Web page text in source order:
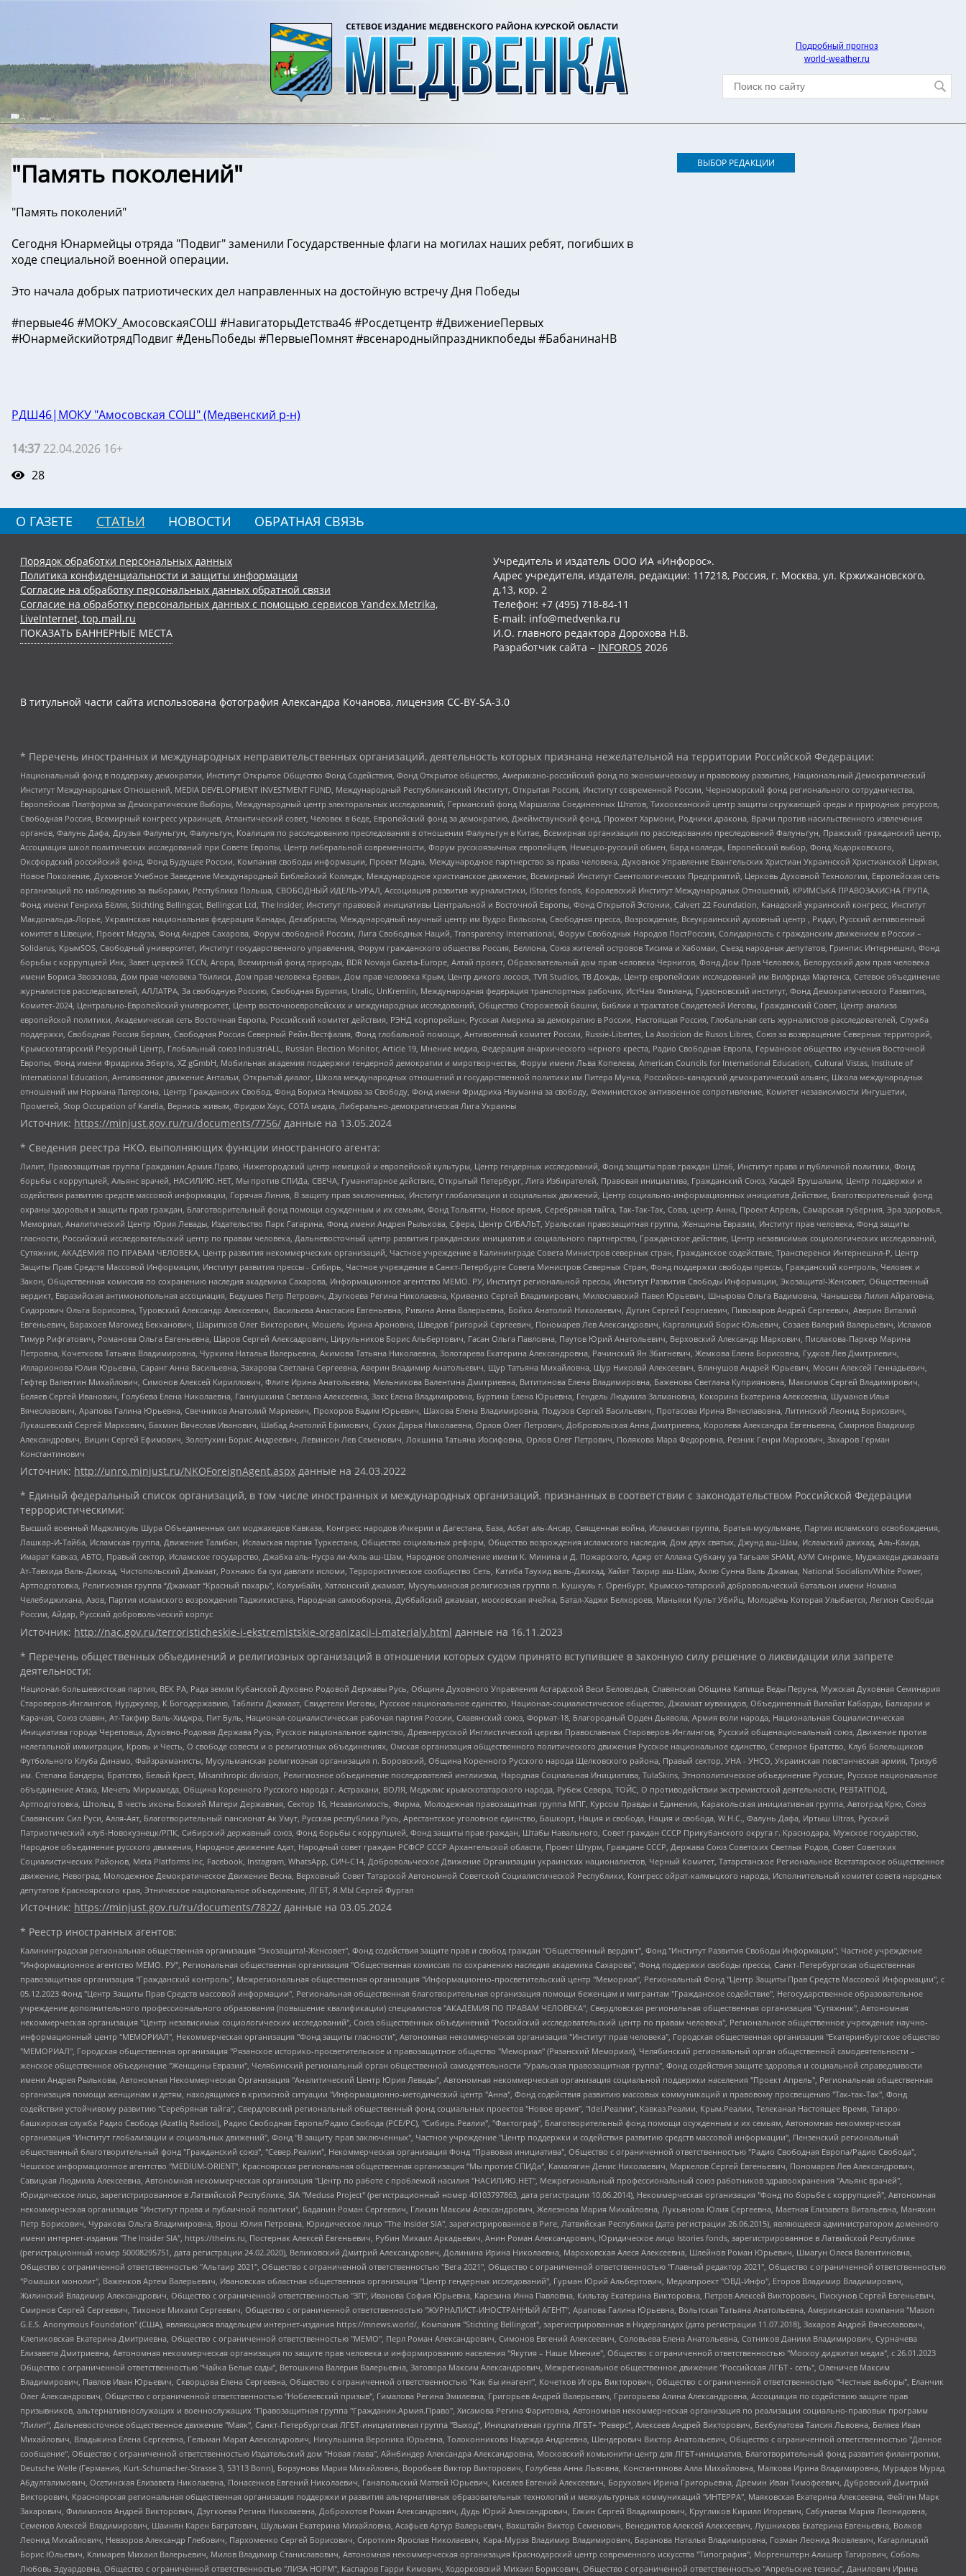
Подробный прогноз
world-weather.ru
"Память поколений"
"Память поколений"
Сегодня Юнармейцы отряда "Подвиг" заменили Государственные флаги на могилах наших ребят, погибших в
ходе специальной военной операции.
Это начала добрых патриотических дел направленных на достойную встречу Дня Победы
#первые46 #МОКУ_АмосовскаяСОШ #НавигаторыДетства46 #Росдетцентр #ДвижениеПервых
#ЮнармейскийотрядПодвиг #ДеньПобеды #ПервыеПомнят #всенародныйпраздникпобеды #БабанинаНВ
РДШ46|МОКУ "Амосовская СОШ" (Медвенский р-н)
14:37 22.04.2026 16+
28
ВЫБОР РЕДАКЦИИ
О ГАЗЕТЕ СТАТЬИ НОВОСТИ ОБРАТНАЯ СВЯЗЬ
Порядок обработки персональных данных
Политика конфиденциальности и защиты информации
Согласие на обработку персональных данных обратной связи
Согласие на обработку персональных данных с помощью сервисов Yandex.Metrika,
LiveInternet, top.mail.ru
ПОКАЗАТЬ БАННЕРНЫЕ МЕСТА
Учредитель и издатель ООО ИА «Инфорос».
Адрес учредителя, издателя, редакции: 117218, Россия, г. Москва, ул. Кржижановского,
д.13, кор. 2
Телефон: +7 (495) 718-84-11
E-mail: info@medvenka.ru
И.О. главного редактора Дорохова Н.В.
Разработчик сайта – INFOROS 2026
В титульной части сайта использована фотография Александра Кочанова, лицензия CC-BY-SA-3.0
* Перечень иностранных и международных неправительственных организаций, деятельность которых признана нежелательной на территории Российской Федерации:
Национальный фонд в поддержку демократии, Институт Открытое Общество Фонд Содействия, Фонд Открытое общество, Американо-российский фонд по экономическому и правовому развитию, Национальный Демократический
Институт Международных Отношений, MEDIA DEVELOPMENT INVESTMENT FUND, Международный Республиканский Институт, Открытая Россия, Институт современной России, Черноморский фонд регионального сотрудничества,
Европейская Платформа за Демократические Выборы, Международный центр электоральных исследований, Германский фонд Маршалла Соединенных Штатов, Тихоокеанский центр защиты окружающей среды и природных ресурсов,
Свободная Россия, Всемирный конгресс украинцев, Атлантический совет, Человек в беде, Европейский фонд за демократию, Джеймстаунский фонд, Прожект Хармони, Родники дракона, Врачи против насильственного извлечения
органов, Фалунь Дафа, Друзья Фалуньгун, Фалуньгун, Коалиция по расследованию преследования в отношении Фалуньгун в Китае, Всемирная организация по расследованию преследований Фалуньгун, Пражский гражданский центр,
Ассоциация школ политических исследований при Совете Европы, Центр либеральной современности, Форум русскоязычных европейцев, Немецко-русский обмен, Бард колледж, Европейский выбор, Фонд Ходорковского,
Оксфордский российский фонд, Фонд Будущее России, Компания свободы информации, Проект Медиа, Международное партнерство за права человека, Духовное Управление Евангельских Христиан Украинской Христианской Церкви,
Новое Поколение, Духовное Учебное Заведение Международный Библейский Колледж, Международное христианское движение, Всемирный Институт Саентологических Предприятий, Церковь Духовной Технологии, Европейская сеть
организаций по наблюдению за выборами, Республика Польша, СВОБОДНЫЙ ИДЕЛЬ-УРАЛ, Ассоциация развития журналистики, IStories fonds, Королевский Институт Международных Отношений, КРИМСЬКА ПРАВОЗАХИСНА ГРУПА,
Фонд имени Генриха Бёлля, Stichting Bellingcat, Bellingcat Ltd, The Insider, Институт правовой инициативы Центральной и Восточной Европы, Фонд Открытой Эстонии, Calvert 22 Foundation, Канадский украинский конгресс, Институт
Макдональда-Лорье, Украинская национальная федерация Канады, Декабристы, Международный научный центр им Вудро Вильсона, Свободная пресса, Возрождение, Всеукраинский духовный центр , Риддл, Русский антивоенный
комитет в Швеции, Проект Медуза, Фонд Андрея Сахарова, Форум свободной России, Лига Свободных Наций, Transparеncy International, Форум Свободных Народов ПостРоссии, Солидарность с гражданским движением в России –
Solidarus, КрымSOS, Свободный университет, Институт государственного управления, Форум гражданского общества Россия, Беллона, Союз жителей островов Тисима и Хабомаи, Съезд народных депутатов, Гринпис Интернешнл, Фонд
борьбы с коррупцией Инк, Завет церквей TCCN, Агора, Всемирный фонд природы, BDR Novaja Gazeta-Europe, Алтай проект, Образовательный дом прав человека Чернигов, Фонд Дом Прав Человека, Белорусский дом прав человека
имени Бориса Звозскова, Дом прав человека Тбилиси, Дом прав человека Ереван, Дом прав человека Крым, Центр дикого лосося, TVR Studios, ТВ Дождь, Центр европейских исследований им Вилфрида Мартенса, Сетевое объединение
журналистов расследователей, АЛЛАТРА, За свободную Россию, Свободная Бурятия, Uralic, UnKremlin, Международная федерация транспортных рабочих, ИстЧам Финланд, Гудзоновский институт, Фонд Демократического Развития,
Комитет-2024, Центрально-Европейский университет, Центр восточноевропейских и международных исследований, Общество Сторожевой башни, Библии и трактатов Свидетелей Иеговы, Гражданский Совет, Центр анализа
европейской политики, Академическая сеть Восточная Европа, Российский комитет действия, РЭНД корпорейшн, Русская Америка за демократию в России, Настоящая Россия, Глобальная сеть журналистов-расследователей, Служба
поддержки, Свободная Россия Берлин, Свободная Россия Северный Рейн-Вестфалия, Фонд глобальной помощи, Антивоенный комитет России, Russie-Libertes, La Asocicion de Rusos Libres, Союз за возвращение Северных территорий,
Крымскотатарский Ресурсный Центр, Глобальный союз IndustriALL, Russian Election Monitor, Article 19, Мнение медиа, Федерация анархического черного креста, Радио Свободная Европа, Германское общество изучения Восточной
Европы, Фонд имени Фридриха Эберта, XZ gGmbH, Мобильная академия поддержки гендерной демократии и миротворчества, Форум имени Льва Копелева, American Councils for International Education, Cultural Vistas, Institute of
International Education, Антивоенное движение Антальи, Открытый диалог, Школа международных отношений и государственной политики им Питера Мунка, Российско-канадский демократический альянс, Школа международных
отношений им Нормана Патерсона, Центр Гражданских Свобод, Фонд Бориса Немцова за Свободу, Фонд имени Фридриха Науманна за свободу, Феминистское антивоенное сопротивление, Комитет независимости Ингушетии,
Прометей, Stop Occupation of Karelia, Вернись живым, Фридом Хаус, СОТА медиа, Либерально-демократическая Лига Украины
Источник: https://minjust.gov.ru/ru/documents/7756/ данные на 13.05.2024
* Сведения реестра НКО, выполняющих функции иностранного агента:
Лилит, Правозащитная группа Гражданин.Армия.Право, Нижегородский центр немецкой и европейской культуры, Центр гендерных исследований, Фонд защиты прав граждан Штаб, Институт права и публичной политики, Фонд
борьбы с коррупцией, Альянс врачей, НАСИЛИЮ.НЕТ, Мы против СПИДа, СВЕЧА, Гуманитарное действие, Открытый Петербург, Лига Избирателей, Правовая инициатива, Гражданский Союз, Хасдей Ерушалаим, Центр поддержки и
содействия развитию средств массовой информации, Горячая Линия, В защиту прав заключенных, Институт глобализации и социальных движений, Центр социально-информационных инициатив Действие, Благотворительный фонд
охраны здоровья и защиты прав граждан, Благотворительный фонд помощи осужденным и их семьям, Фонд Тольятти, Новое время, Серебряная тайга, Так-Так-Так, Сова, центр Анна, Проект Апрель, Самарская губерния, Эра здоровья,
Мемориал, Аналитический Центр Юрия Левады, Издательство Парк Гагарина, Фонд имени Андрея Рылькова, Сфера, Центр СИБАЛЬТ, Уральская правозащитная группа, Женщины Евразии, Институт прав человека, Фонд защиты
гласности, Российский исследовательский центр по правам человека, Дальневосточный центр развития гражданских инициатив и социального партнерства, Гражданское действие, Центр независимых социологических исследований,
Сутяжник, АКАДЕМИЯ ПО ПРАВАМ ЧЕЛОВЕКА, Центр развития некоммерческих организаций, Частное учреждение в Калининграде Совета Министров северных стран, Гражданское содействие, Трансперенси Интернешнл-Р, Центр
Защиты Прав Средств Массовой Информации, Институт развития прессы - Сибирь, Частное учреждение в Санкт-Петербурге Совета Министров Северных Стран, Фонд поддержки свободы прессы, Гражданский контроль, Человек и
Закон, Общественная комиссия по сохранению наследия академика Сахарова, Информационное агентство МЕМО. РУ, Институт региональной прессы, Институт Развития Свободы Информации, Экозащита!-Женсовет, Общественный
вердикт, Евразийская антимонопольная ассоциация, Бедушев Петр Петрович, Дзугкоева Регина Николаевна, Кривенко Сергей Владимирович, Милославский Павел Юрьевич, Шнырова Ольга Вадимовна, Чанышева Лилия Айратовна,
Сидорович Ольга Борисовна, Туровский Александр Алексеевич, Васильева Анастасия Евгеньевна, Ривина Анна Валерьевна, Бойко Анатолий Николаевич, Дугин Сергей Георгиевич, Пивоваров Андрей Сергеевич, Аверин Виталий
Евгеньевич, Барахоев Магомед Бекханович, Шарипков Олег Викторович, Мошель Ирина Ароновна, Шведов Григорий Сергеевич, Пономарев Лев Александрович, Каргалицкий Борис Юльевич, Созаев Валерий Валерьевич, Исламов
Тимур Рифгатович, Романова Ольга Евгеньевна, Щаров Сергей Алексадрович, Цирульников Борис Альбертович, Гасан Ольга Павловна, Паутов Юрий Анатольевич, Верховский Александр Маркович, Пислакова-Паркер Марина
Петровна, Кочеткова Татьяна Владимировна, Чуркина Наталья Валерьевна, Акимова Татьяна Николаевна, Золотарева Екатерина Александровна, Рачинский Ян Збигневич, Жемкова Елена Борисовна, Гудков Лев Дмитриевич,
Илларионова Юлия Юрьевна, Саранг Анна Васильевна, Захарова Светлана Сергеевна, Аверин Владимир Анатольевич, Щур Татьяна Михайловна, Щур Николай Алексеевич, Блинушов Андрей Юрьевич, Мосин Алексей Геннадьевич,
Гефтер Валентин Михайлович, Симонов Алексей Кириллович, Флиге Ирина Анатольевна, Мельникова Валентина Дмитриевна, Вититинова Елена Владимировна, Баженова Светлана Куприяновна, Максимов Сергей Владимирович,
Беляев Сергей Иванович, Голубева Елена Николаевна, Ганнушкина Светлана Алексеевна, Закс Елена Владимировна, Буртина Елена Юрьевна, Гендель Людмила Залмановна, Кокорина Екатерина Алексеевна, Шуманов Илья
Вячеславович, Арапова Галина Юрьевна, Свечников Анатолий Мариевич, Прохоров Вадим Юрьевич, Шахова Елена Владимировна, Подузов Сергей Васильевич, Протасова Ирина Вячеславовна, Литинский Леонид Борисович,
Лукашевский Сергей Маркович, Бахмин Вячеслав Иванович, Шабад Анатолий Ефимович, Сухих Дарья Николаевна, Орлов Олег Петрович, Добровольская Анна Дмитриевна, Королева Александра Евгеньевна, Смирнов Владимир
Александрович, Вицин Сергей Ефимович, Золотухин Борис Андреевич, Левинсон Лев Семенович, Локшина Татьяна Иосифовна, Орлов Олег Петрович, Полякова Мара Федоровна, Резник Генри Маркович, Захаров Герман
Константинович
Источник: http://unro.minjust.ru/NKOForeignAgent.aspx данные на 24.03.2022
* Единый федеральный список организаций, в том числе иностранных и международных организаций, признанных в соответствии с законодательством Российской Федерации
террористическими:
Высший военный Маджлисуль Шура Объединенных сил моджахедов Кавказа, Конгресс народов Ичкерии и Дагестана, База, Асбат аль-Ансар, Священная война, Исламская группа, Братья-мусульмане, Партия исламского освобождения,
Лашкар-И-Тайба, Исламская группа, Движение Талибан, Исламская партия Туркестана, Общество социальных реформ, Общество возрождения исламского наследия, Дом двух святых, Джунд аш-Шам, Исламский джихад, Аль-Каида,
Имарат Кавказ, АБТО, Правый сектор, Исламское государство, Джабха аль-Нусра ли-Ахль аш-Шам, Народное ополчение имени К. Минина и Д. Пожарского, Аджр от Аллаха Субхану уа Тагьаля SHAM, АУМ Синрике, Муджахеды джамаата
Ат-Тавхида Валь-Джихад, Чистопольский Джамаат, Рохнамо ба суи давлати исломи, Террористическое сообщество Сеть, Катиба Таухид валь-Джихад, Хайят Тахрир аш-Шам, Ахлю Сунна Валь Джамаа, National Socialism/White Power,
Артподготовка, Религиозная группа “Джамаат “Красный пахарь”, Колумбайн, Хатлонский джамаат, Мусульманская религиозная группа п. Кушкуль г. Оренбург, Крымско-татарский добровольческий батальон имени Номана
Челебиджихана, Азов, Партия исламского возрождения Таджикистана, Народная самооборона, Дуббайский джамаат, московская ячейка, Батал-Хаджи Белхороев, Маньяки Культ Убийц, Молодёжь Которая Улыбается, Легион Свобода
России, Айдар, Русский добровольческий корпус
Источник: http://nac.gov.ru/terroristicheskie-i-ekstremistskie-organizacii-i-materialy.html данные на 16.11.2023
* Перечень общественных объединений и религиозных организаций в отношении которых судом принято вступившее в законную силу решение о ликвидации или запрете
деятельности:
Национал-большевистская партия, ВЕК РА, Рада земли Кубанской Духовно Родовой Державы Русь, Община Духовного Управления Асгардской Веси Беловодья, Славянская Община Капища Веды Перуна, Мужская Духовная Семинария
Староверов-Инглингов, Нурджулар, К Богодержавию, Таблиги Джамаат, Свидетели Иеговы, Русское национальное единство, Национал-социалистическое общество, Джамаат мувахидов, Объединенный Вилайат Кабарды, Балкарии и
Карачая, Союз славян, Ат-Такфир Валь-Хиджра, Пит Буль, Национал-социалистическая рабочая партия России, Славянский союз, Формат-18, Благородный Орден Дьявола, Армия воли народа, Национальная Социалистическая
Инициатива города Череповца, Духовно-Родовая Держава Русь, Русское национальное единство, Древнерусской Инглистической церкви Православных Староверов-Инглингов, Русский общенациональный союз, Движение против
нелегальной иммиграции, Кровь и Честь, О свободе совести и о религиозных объединениях, Омская организация общественного политического движения Русское национальное единство, Северное Братство, Клуб Болельщиков
Футбольного Клуба Динамо, Файзрахманисты, Мусульманская религиозная организация п. Боровский, Община Коренного Русского народа Щелковского района, Правый сектор, УНА - УНСО, Украинская повстанческая армия, Тризуб
им. Степана Бандеры, Братство, Белый Крест, Misanthropic division, Религиозное объединение последователей инглиизма, Народная Социальная Инициатива, TulaSkins, Этнополитическое объединение Русские, Русское национальное
объединение Атака, Мечеть Мирмамеда, Община Коренного Русского народа г. Астрахани, ВОЛЯ, Меджлис крымскотатарского народа, Рубеж Севера, ТОЙС, О противодействии экстремистской деятельности, РЕВТАТПОД,
Артподготовка, Штольц, В честь иконы Божией Матери Державная, Сектор 16, Независимость, Фирма, Молодежная правозащитная группа МПГ, Курсом Правды и Единения, Каракольская инициативная группа, Автоград Крю, Союз
Славянских Сил Руси, Алля-Аят, Благотворительный пансионат Ак Умут, Русская республика Русь, Арестантское уголовное единство, Башкорт, Нация и свобода, Нация и свобода, W.H.С., Фалунь Дафа, Иртыш Ultras, Русский
Патриотический клуб-Новокузнецк/РПК, Сибирский державный союз, Фонд борьбы с коррупцией, Фонд защиты прав граждан, Штабы Навального, Совет граждан СССР Прикубанского округа г. Краснодара, Мужское государство,
Народное объединение русского движения, Народное движение Адат, Народный совет граждан РСФСР СССР Архангельской области, Проект Штурм, Граждане СССР, Держава Союз Советских Светлых Родов, Совет Советских
Социалистических Районов, Meta Platforms Inc, Facebook, Instagram, WhatsApp, СИЧ-С14, Добровольческое Движение Организации украинских националистов, Черный Комитет, Татарстанское Региональное Всетатарское общественное
движение, Невоград, Молодежное Демократическое Движение Весна, Верховный Совет Татарской Автономной Советской Социалистической Республики, Конгресс ойрат-калмыцкого народа, Исполнительный комитет совета народных
депутатов Красноярского края, Этническое национальное объединение, ЛГБТ, Я.МЫ Сергей Фургал
Источник: https://minjust.gov.ru/ru/documents/7822/ данные на 03.05.2024
* Реестр иностранных агентов:
Калининградская региональная общественная организация "Экозащита!-Женсовет", Фонд содействия защите прав и свобод граждан "Общественный вердикт", Фонд "Институт Развития Свободы Информации", Частное учреждение "Информационное агентство МЕМО. РУ", Региональная общественная организация "Общественная комиссия по сохранению наследия академика Сахарова", Фонд поддержки свободы прессы, Санкт-Петербургская общественная правозащитная организация "Гражданский контроль", Межрегиональная общественная организация "Информационно-просветительский центр "Мемориал", Региональный Фонд "Центр Защиты Прав Средств Массовой Информации", с 05.12.2023 Фонд "Центр Защиты Прав Средств массовой информации", Региональная общественная благотворительная организация помощи беженцам и мигрантам "Гражданское содействие", Негосударственное образовательное учреждение дополнительного профессионального образования (повышение квалификации) специалистов "АКАДЕМИЯ ПО ПРАВАМ ЧЕЛОВЕКА", Свердловская региональная общественная организация "Сутяжник", Автономная некоммерческая организация "Центр независимых социологических исследований", Союз общественных объединений "Российский исследовательский центр по правам человека", Региональное общественное учреждение научно-информационный центр "МЕМОРИАЛ", Некоммерческая организация "Фонд защиты гласности", Автономная некоммерческая организация "Институт прав человека", Городская общественная организация "Екатеринбургское общество "МЕМОРИАЛ", Городская общественная организация "Рязанское историко-просветительское и правозащитное общество "Мемориал" (Рязанский Мемориал), Челябинский региональный орган общественной самодеятельности – женское общественное объединение "Женщины Евразии", Челябинский региональный орган общественной самодеятельности "Уральская правозащитная группа", Фонд содействия защите здоровья и социальной справедливости имени Андрея Рылькова, Автономная Некоммерческая Организация "Аналитический Центр Юрия Левады", Автономная некоммерческая организация социальной поддержки населения "Проект Апрель", Региональная общественная организация помощи женщинам и детям, находящимся в кризисной ситуации "Информационно-методический центр "Анна", Фонд содействия развитию массовых коммуникаций и правовому просвещению "Так-так-Так", Фонд содействия устойчивому развитию "Серебряная тайга", Свердловский региональный общественный фонд социальных проектов "Новое время", "Idel.Реалии", Кавказ.Реалии, Крым.Реалии, Телеканал Настоящее Время, Татаро-башкирская служба Радио Свобода (Azatliq Radiosi), Радио Свободная Европа/Радио Свобода (PCE/PC), "Сибирь.Реалии", "Фактограф", Благотворительный фонд помощи осужденным и их семьям, Автономная некоммерческая организация "Институт глобализации и социальных движений", Фонд "В защиту прав заключенных", Частное учреждение "Центр поддержки и содействия развитию средств массовой информации", Пензенский региональный общественный благотворительный фонд "Гражданский союз", "Север.Реалии", Некоммерческая организация Фонд "Правовая инициатива", Общество с ограниченной ответственностью "Радио Свободная Европа/Радио Свобода", Чешское информационное агентство "MEDIUM-ORIENT", Красноярская региональная общественная организация "Мы против СПИДа", Камалягин Денис Николаевич, Маркелов Сергей Евгеньевич, Пономарев Лев Александрович, Савицкая Людмила Алексеевна, Автономная некоммерческая организация "Центр по работе с проблемой насилия "НАСИЛИЮ.НЕТ", Межрегиональный профессиональный союз работников здравоохранения "Альянс врачей", Юридическое лицо, зарегистрированное в Латвийской Республике, SIA "Medusa Project" (регистрационный номер 40103797863, дата регистрации 10.06.2014), Некоммерческая организация "Фонд по борьбе с коррупцией", Автономная некоммерческая организация "Институт права и публичной политики", Баданин Роман Сергеевич, Гликин Максим Александрович, Железнова Мария Михайловна, Лукьянова Юлия Сергеевна, Маетная Елизавета Витальевна, Маняхин Петр Борисович, Чуракова Ольга Владимировна, Ярош Юлия Петровна, Юридическое лицо "The Insider SIA", зарегистрированное в Риге, Латвийская Республика (дата регистрации 26.06.2015), являющееся администратором доменного имени интернет-издания "The Insider SIA", https://theins.ru, Постернак Алексей Евгеньевич, Рубин Михаил Аркадьевич, Анин Роман Александрович, Юридическое лицо Istories fonds, зарегистрированное в Латвийской Республике (регистрационный номер 50008295751, дата регистрации 24.02.2020), Великовский Дмитрий Александрович, Долинина Ирина Николаевна, Мароховская Алеся Алексеевна, Шлейнов Роман Юрьевич, Шмагун Олеся Валентиновна, Общество с ограниченной ответственностью "Альтаир 2021", Общество с ограниченной ответственностью "Вега 2021", Общество с ограниченной ответственностью "Главный редактор 2021", Общество с ограниченной ответственностью "Ромашки монолит", Важенков Артем Валерьевич, Ивановская областная общественная организация "Центр гендерных исследований", Гурман Юрий Альбертович, Медиапроект "ОВД-Инфо", Егоров Владимир Владимирович, Жилинский Владимир Александрович, Общество с ограниченной ответственностью "ЗП", Иванова София Юрьевна, Карезина Инна Павловна, Кильтау Екатерина Викторовна, Петров Алексей Викторович, Пискунов Сергей Евгеньевич, Смирнов Сергей Сергеевич, Тихонов Михаил Сергеевич, Общество с ограниченной ответственностью "ЖУРНАЛИСТ-ИНОСТРАННЫЙ АГЕНТ", Арапова Галина Юрьевна, Вольтская Татьяна Анатольевна, Американская компания "Mason G.E.S. Anonymous Foundation" (США), являющаяся владельцем интернет-издания https://mnews.world/, Компания "Stichting Bellingcat", зарегистрированная в Нидерландах (дата регистрации 11.07.2018), Захаров Андрей Вячеславович, Клепиковская Екатерина Дмитриевна, Общество с ограниченной ответственностью "МЕМО", Перл Роман Александрович, Симонов Евгений Алексеевич, Соловьева Елена Анатольевна, Сотников Даниил Владимирович, Сурначева Елизавета Дмитриевна, Автономная некоммерческая организация по защите прав человека и информированию населения "Якутия – Наше Мнение", Общество с ограниченной ответственностью "Москоу диджитал медиа", с 26.01.2023 Общество с ограниченной ответственностью "Чайка Белые сады", Ветошкина Валерия Валерьевна, Заговора Максим Александрович, Межрегиональное общественное движение "Российская ЛГБТ - сеть", Оленичев Максим Владимирович, Павлов Иван Юрьевич, Скворцова Елена Сергеевна, Общество с ограниченной ответственностью "Как бы инагент", Кочетков Игорь Викторович, Общество с ограниченной ответственностью "Честные выборы", Еланчик Олег Александрович, Общество с ограниченной ответственностью "Нобелевский призыв", Гималова Регина Эмилевна, Григорьев Андрей Валерьевич, Григорьева Алина Александровна, Ассоциация по содействию защите прав призывников, альтернативнослужащих и военнослужащих "Правозащитная группа "Гражданин.Армия.Право", Хисамова Регина Фаритовна, Автономная некоммерческая организация по реализации социально-правовых программ "Лилит", Дальневосточное общественное движение "Маяк", Санкт-Петербургская ЛГБТ-инициативная группа "Выход", Инициативная группа ЛГБТ+ "Реверс", Алексеев Андрей Викторович, Бекбулатова Таисия Львовна, Беляев Иван Михайлович, Владыкина Елена Сергеевна, Гельман Марат Александрович, Никульшина Вероника Юрьевна, Толоконникова Надежда Андреевна, Шендерович Виктор Анатольевич, Общество с ограниченной ответственностью "Данное сообщение", Общество с ограниченной ответственностью Издательский дом "Новая глава", Айнбиндер Александра Александровна, Московский комьюнити-центр для ЛГБТ+инициатив, Благотворительный фонд развития филантропии, Deutsche Welle (Германия, Kurt-Schumacher-Strasse 3, 53113 Bonn), Борзунова Мария Михайловна, Воробьев Виктор Викторович, Голубева Анна Львовна, Константинова Алла Михайловна, Малкова Ирина Владимировна, Мурадов Мурад Абдулгалимович, Осетинская Елизавета Николаевна, Понасенков Евгений Николаевич, Ганапольский Матвей Юрьевич, Киселев Евгений Алексеевич, Борухович Ирина Григорьевна, Дремин Иван Тимофеевич, Дубровский Дмитрий Викторович, Красноярская региональная общественная организация поддержки и развития альтернативных образовательных технологий и межкультурных коммуникаций "ИНТЕРРА", Маяковская Екатерина Алексеевна, Фейгин Марк Захарович, Филимонов Андрей Викторович, Дзугкоева Регина Николаевна, Доброхотов Роман Александрович, Дудь Юрий Александрович, Елкин Сергей Владимирович, Кругликов Кирилл Игоревич, Сабунаева Мария Леонидовна, Семенов Алексей Владимирович, Шаинян Карен Багратович, Шульман Екатерина Михайловна, Асафьев Артур Валерьевич, Вахштайн Виктор Семенович, Венедиктов Алексей Алексеевич, Лушникова Екатерина Евгеньевна, Волков Леонид Михайлович, Невзоров Александр Глебович, Пархоменко Сергей Борисович, Сироткин Ярослав Николаевич, Кара-Мурза Владимир Владимирович, Баранова Наталья Владимировна, Гозман Леонид Яковлевич, Кагарлицкий Борис Юльевич, Климарев Михаил Валерьевич, Милов Владимир Станиславович, Автономная некоммерческая организация Краснодарский центр современного искусства "Типография", Моргенштерн Алишер Тагирович, Соболь Любовь Эдуардовна, Общество с ограниченной ответственностью "ЛИЗА НОРМ", Каспаров Гарри Кимович, Ходорковский Михаил Борисович, Общество с ограниченной ответственностью "Апрельские тезисы", Данилович Ирина Брониславовна, Кашин Олег Владимирович, Петров Николай Владимирович, Пивоваров Алексей Владимирович, Соколов Михаил Владимирович, Цветкова Юлия Владимировна, Чичваркин Евгений Александрович, Комитет против пыток/Команда против пыток, Общество с ограниченной ответственностью "Первый научный", Общество с ограниченной ответственностью "Вертолет и ко", Белоцерковская Вероника Борисовна, Кац Максим Евгеньевич, Лазарева Татьяна Юрьевна, Шаведдинов Руслан Табризович, Яшин Илья Валерьевич, Общество с ограниченной ответственностью "Иноагент ААВ", Алешковский Дмитрий Петрович, Альбац Евгения Марковна, Быков Дмитрий Львович, Галямина Юлия Евгеньевна, Лойко Сергей Леонидович, Мартынов Кирилл Константинович, Медведев Сергей Александрович, Крашенинников Федор Геннадиевич, Гордеева Катерина Вл